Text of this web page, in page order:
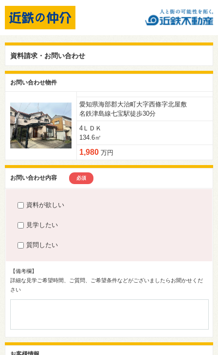
資料請求・お問い合わせ
お問い合わせ物件
愛知県海部郡大治町大字西條字北屋敷
名鉄津島線七宝駅徒歩30分
4ＬＤＫ
134.6㎡
1,980 万円
お問い合わせ内容 必須
資料が欲しい
見学したい
質問したい
【備考欄】
詳細な見学ご希望時間、ご質問、ご希望条件などがございましたらお聞かせくだ
さい